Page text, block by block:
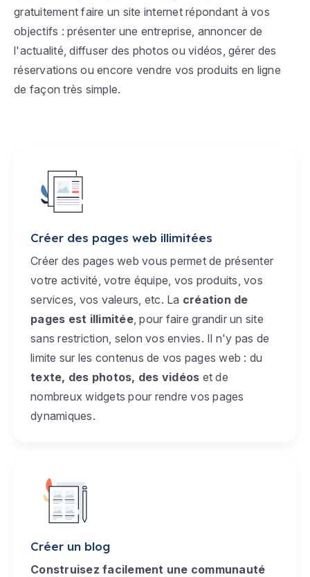
gratuitement faire un site internet répondant à vos
objectifs : présenter une entreprise, annoncer de
l'actualité, diffuser des photos ou vidéos, gérer des
réservations ou encore vendre vos produits en ligne
de façon très simple.
Créer des pages web illimitées
Créer des pages web vous permet de présenter
votre activité, votre équipe, vos produits, vos
services, vos valeurs, etc. La création de
pages est illimitée, pour faire grandir un site
sans restriction, selon vos envies. Il n'y pas de
limite sur les contenus de vos pages web : du
texte, des photos, des vidéos et de
nombreux widgets pour rendre vos pages
dynamiques.
Créer un blog
Construisez facilement une communauté